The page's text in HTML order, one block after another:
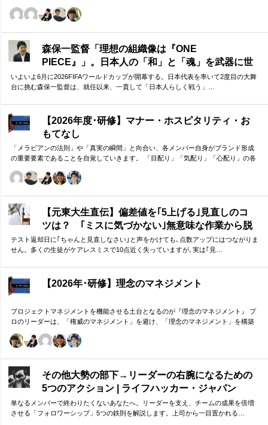
バーのための研修です。
森保一監督「理想の組織像は『ONE
PIECE』」。日本人の「和」と「魂」を武器に世
界へ挑む①
いよいよ6月に2026FIFAワールドカップが開幕する。日本代表を率いて2度目の大舞
台に挑む森保一監督は、就任以来、一貫して「日本人らしく戦う」…
【2026年度･研修】マナー・ホスピタリティ・お
もてなし
「メラビアンの法則」や「真実の瞬間」と向合い、各メンバー自身がブランド形成
の重要要素であることを自覚していきます。 「目配り」「気配り」「心配り」の各
について研究。 「マニュアル」「サービス」を理解・実践するのは当然。 「ホスピ
【元東大生直伝】偏差値を｢5上げる｣見直しのコ
ツは？ ｢ミスに気づかない｣無意味な作業から脱
却を…カギは試験"前"
テスト返却日に｢ちゃんと見直しなさい｣と声をかけても､点数アップにはつながりま
せん。多くの生徒がケアレスミスで10点近く失っていますが､実は｢見…
【2026年･研修】理念のマネジメント
プロジェクトマネジメントを機能させる土台となるのが『理念のマネジメント』 プ
ロのリーダーは、「権威のマネジメント」を避け、「理念のマネジメント」を構築
に尊重する文化を構築したいリーダーのための研修です。
その他大勢の部下→リーダーの右腕になるための
5つのアクション | ライフハッカー・ジャパン
単なるメンバーで終わりたくないあなたへ。リーダーを支え、チームの成果を倍増
させる「フォロワーシップ」5つの鉄則を解説します。上司から一目置かれる…